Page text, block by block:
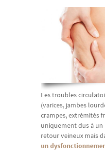
Les troubles
(varices, jambes
crampes, extrémités
uniquement dus à
retour veineux mais
un